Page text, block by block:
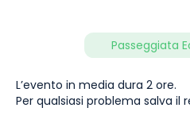
Passeggiata
L’evento in media dura 2 ore.
Per qualsiasi problema salva il